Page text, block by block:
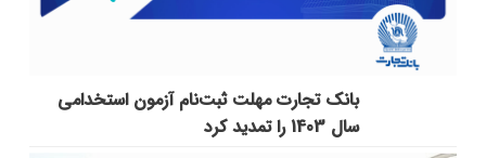
بانک تجارت مهلت ثبت‌نام آزمون استخدامی
سال 1403 را تمدید کرد